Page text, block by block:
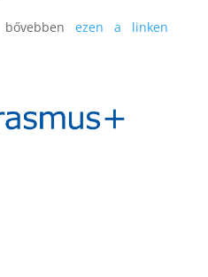
bővebbenezen a linken